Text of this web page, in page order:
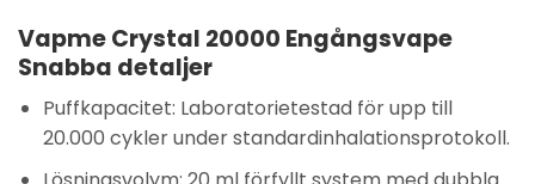
Vapme Crystal 20000 Engångsvape
Snabba detaljer
Puffkapacitet: Laboratorietestad för upp till
20.000 cykler under standardinhalationsprotokoll.